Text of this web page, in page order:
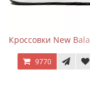
Кроссовки New
9770